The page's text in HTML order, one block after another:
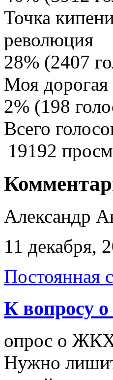
Точка
революция
28% (2407
Моя
2% (198
Всего
19192
Александр
11 декабря,
Постоянная
К вопросу
опрос о
Нужно